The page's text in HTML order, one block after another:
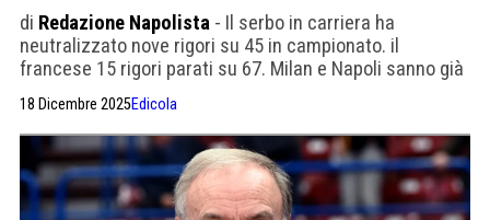
di Redazione Napolista - Il serbo in carriera ha
neutralizzato nove rigori su 45 in campionato. il
francese 15 rigori parati su 67. Milan e Napoli sanno già
quali contromisure adottare nella semifinale di oggi.
18 Dicembre 2025Edicola